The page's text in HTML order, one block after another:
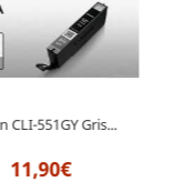
CLI-551GY Gris...
11,90€